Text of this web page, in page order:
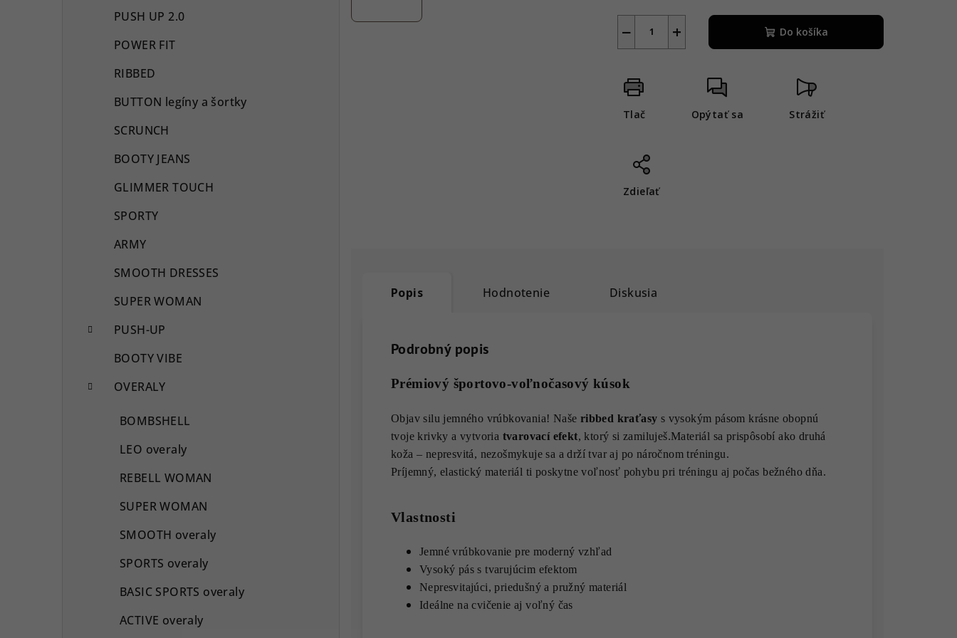
PUSH UP 2.0
POWER FIT
RIBBED
BUTTON legíny a šortky
SCRUNCH
BOOTY JEANS
GLIMMER TOUCH
SPORTY
ARMY
SMOOTH DRESSES
SUPER WOMAN
PUSH-UP
BOOTY VIBE
OVERALY
BOMBSHELL
LEO overaly
REBELL WOMAN
SUPER WOMAN
SMOOTH overaly
SPORTS overaly
BASIC SPORTS overaly
ACTIVE overaly
+
− Do košíka
Tlač Opýtať sa Strážiť
Zdieľať
Popis Hodnotenie Diskusia
Podrobný popis
Prémiový športovo-voľnočasový kúsok
Objav silu jemného vrúbkovania! Naše ribbed kraťasy s vysokým pásom krásne obopnú
tvoje krivky a vytvoria tvarovací efekt, ktorý si zamiluješ.Materiál sa prispôsobí ako druhá
koža – nepresvitá, nezošmykuje sa a drží tvar aj po náročnom tréningu.
Príjemný, elastický materiál ti poskytne voľnosť pohybu pri tréningu aj počas bežného dňa.
Vlastnosti
Jemné vrúbkovanie pre moderný vzhľad
Vysoký pás s tvarujúcim efektom
Nepresvitajúci, priedušný a pružný materiál
Ideálne na cvičenie aj voľný čas